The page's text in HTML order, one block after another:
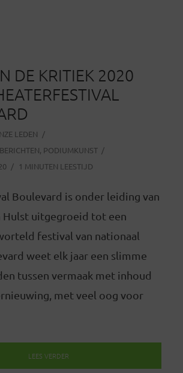
DE KRITIEK 2020
LEDEN
, PODIUMKUNST
1 MINUTEN LEESTIJD
Boulevard is onder leiding van
Hulst uitgegroeid tot een
festival van nationaal
weet elk jaar een slimme
tussen vermaak met inhoud
met veel oog voor
LEES VERDER